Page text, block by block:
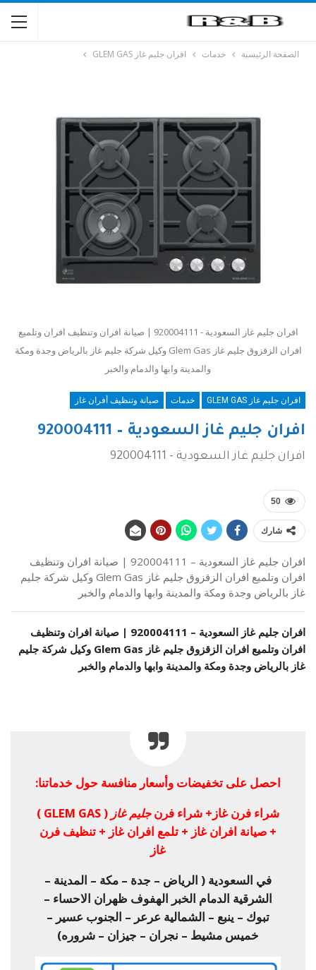
الصفحة الرئيسية خدمات افران جليم غاز GLEM GAS
افران جليم غاز السعودية - 920004111 | صيانة افران وتنظيف افران وتلميع
افران الزقزوق جليم غاز Glem Gas وكيل شركة جليم غاز بالرياض وجدة ومكة
والمدينة وابها والدمام والخبر
افران جليم غاز GLEM GAS خدمات صيانة وتنظيف أفران غاز
افران جليم غاز السعودية – 920004111
افران جليم غاز السعودية - 920004111
50
شارك
افران جليم غاز السعودية – 920004111 | صيانة افران وتنظيف
افران وتلميع افران الزقزوق جليم غاز Glem Gas وكيل شركة جليم
غاز بالرياض وجدة ومكة والمدينة وابها والدمام والخبر
افران جليم غاز السعودية – 920004111 | صيانة افران وتنظيف
افران وتلميع افران الزقزوق جليم غاز Glem Gas وكيل شركة جليم
غاز بالرياض وجدة ومكة والمدينة وابها والدمام والخبر
احصل على تخفيضات وأسعار منافسة حول خدماتنا:
شراء فرن غاز+ شراء فرنجليم غاز
( GLEM GAS )
+ صيانة افران غاز + تلمع افران غاز + تنظيف فرن
غاز
في السعودية ( الرياض – جدة – مكة – المدينة –
الشرقية الدمام الخبر الهفوف ظهران الاحساء –
تبوك – ينبع – الشمالية عرعر – الجنوب عسير –
خميس مشيط – نجران – جيزان – شروره)